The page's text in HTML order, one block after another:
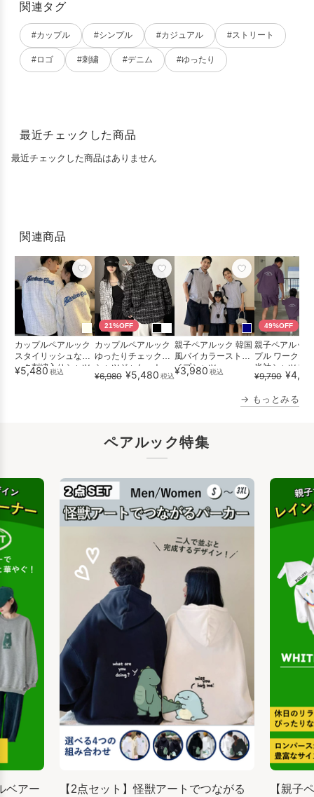
関連タグ
#カップル #シンプル #カジュアル #ストリート
#ロゴ #刺繍 #デニム #ゆったり
最近チェックした商品
最近チェックした商品はありません
関連商品
カップルペアルック
スタイリッシュなバ
ック刺繍入りシャツ
ジャケット
¥5,480 税込
21%OFF
カップルペアルック
ゆったりチェック柄
シャツジャケット
¥6,980 ¥5,480 税込
親子ペアルック 韓国
風バイカラーストラ
イプシャツ
¥3,980 税込
49%OFF
親子ペアルッ
プル ワークテ
半袖シャツセ
ップ
¥9,790
→ もっとみる
ペアルック特集
ベアー
【2点セット】怪獣アートでつながる
【親子